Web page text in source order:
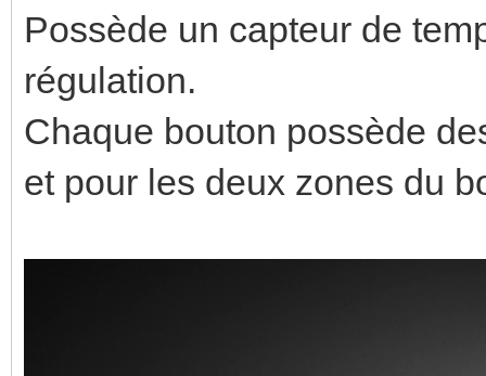
Possède un capteur de
régulation.
Chaque bouton possède
et pour les deux zones du